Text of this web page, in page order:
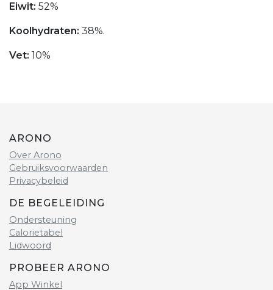
Eiwit: 52%
Koolhydraten: 38%.
Vet: 10%
ARONO
Over Arono
Gebruiksvoorwaarden
Privacybeleid
DE BEGELEIDING
Ondersteuning
Calorietabel
Lidwoord
PROBEER ARONO
App Winkel